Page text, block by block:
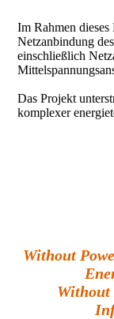
Im Rahmen
Netzanbindung
einschließlich
Das Projekt
komplexer
Without